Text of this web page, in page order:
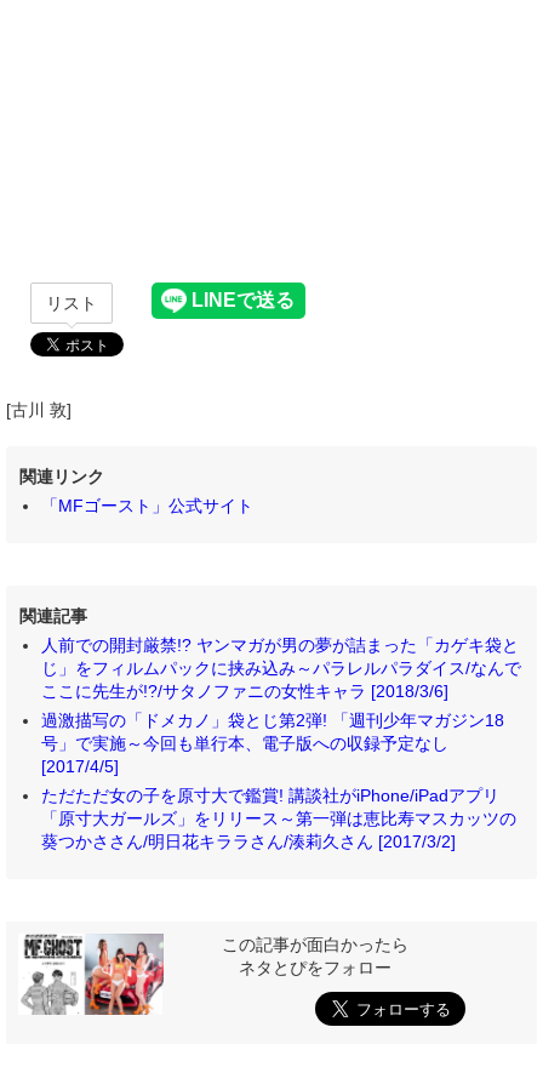
リスト
[古川 敦]
関連リンク
「MFゴースト」公式サイト
関連記事
人前での開封厳禁!? ヤンマガが男の夢が詰まった「カゲキ袋と
じ」をフィルムパックに挟み込み～パラレルパラダイス/なんで
ここに先生が!?/サタノファニの女性キャラ [2018/3/6]
過激描写の「ドメカノ」袋とじ第2弾! 「週刊少年マガジン18
号」で実施～今回も単行本、電子版への収録予定なし
[2017/4/5]
ただただ女の子を原寸大で鑑賞! 講談社がiPhone/iPadアプリ
「原寸大ガールズ」をリリース～第一弾は恵比寿マスカッツの
葵つかささん/明日花キララさん/湊莉久さん [2017/3/2]
この記事が面白かったら
ネタとぴをフォロー